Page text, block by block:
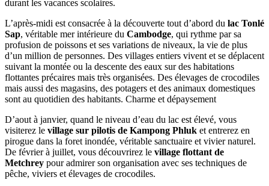
durant les vacances scolaires.
L’après-midi est consacrée à la découverte tout d’abord du lac Tonlé
Sap, véritable mer intérieure du Cambodge, qui rythme par sa
profusion de poissons et ses variations de niveaux, la vie de plus
d’un million de personnes. Des villages entiers vivent et se déplacent
suivant la montée ou la descente des eaux sur des habitations
flottantes précaires mais très organisées. Des élevages de crocodiles
mais aussi des magasins, des potagers et des animaux domestiques
sont au quotidien des habitants. Charme et dépaysement
D’aout à janvier, quand le niveau d’eau du lac est élevé, vous
visiterez le village sur pilotis de Kampong Phluk et entrerez en
pirogue dans la foret inondée, véritable sanctuaire et vivier naturel.
De février à juillet, vous découvrirez le village flottant de
Metchrey pour admirer son organisation avec ses techniques de
pêche, viviers et élevages de crocodiles.